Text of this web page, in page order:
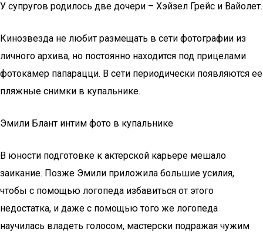
У супругов родилось две дочери – Хэйзел Грейс и Вайолет.
Кинозвезда не любит размещать в сети фотографии из
личного архива, но постоянно находится под прицелами
фотокамер папарацци. В сети периодически появляются ее
пляжные снимки в купальнике.
Эмили Блант интим фото в купальнике
В юности подготовке к актерской карьере мешало
заикание. Позже Эмили приложила большие усилия,
чтобы с помощью логопеда избавиться от этого
недостатка, и даже с помощью того же логопеда
научилась владеть голосом, мастерски подражая чужим